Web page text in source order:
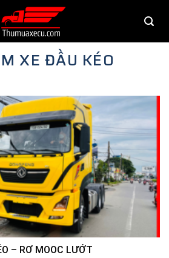
XE ĐẦU KÉO
– RƠ MOOC LƯỚT